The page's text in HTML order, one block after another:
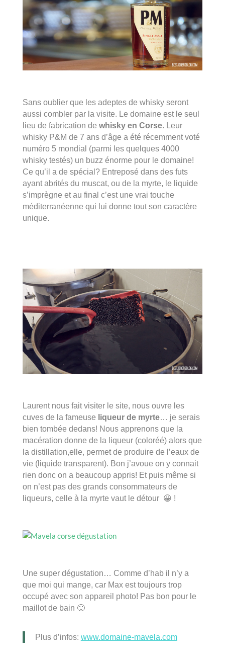
Sans oublier que les adeptes de whisky seront
aussi combler par la visite. Le domaine est le seul
lieu de fabrication de whisky en Corse. Leur
whisky P&M de 7 ans d’âge a été récemment voté
numéro 5 mondial (parmi les quelques 4000
whisky testés) un buzz énorme pour le domaine!
Ce qu’il a de spécial? Entreposé dans des futs
ayant abrités du muscat, ou de la myrte, le liquide
s’imprègne et au final c’est une vrai touche
méditerranéenne qui lui donne tout son caractère
unique.
Laurent nous fait visiter le site, nous ouvre les
cuves de la fameuse liqueur de myrte… je serais
bien tombée dedans! Nous apprenons que la
macération donne de la liqueur (coloréé) alors que
la distillation,elle, permet de produire de l’eaux de
vie (liquide transparent). Bon j’avoue on y connait
rien donc on a beaucoup appris! Et puis même si
on n’est pas des grands consommateurs de
liqueurs, celle à la myrte vaut le détour 😀 !
Une super dégustation… Comme d’hab il n’y a
que moi qui mange, car Max est toujours trop
occupé avec son appareil photo! Pas bon pour le
maillot de bain 🙂
Plus d’infos: www.domaine-mavela.com